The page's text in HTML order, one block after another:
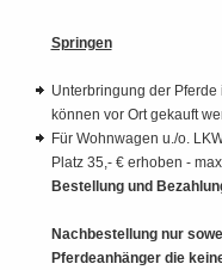
Springen
Unterbringung der
können vor Ort gekauft
Für Wohnwagen u./o.
Platz 35,- € erhoben -
Bestellung und
Nachbestellung nur
Pferdeanhänger die